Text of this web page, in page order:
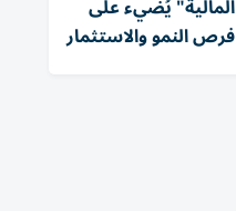
المالية" يُضيء على
فرص النمو والاستثمار